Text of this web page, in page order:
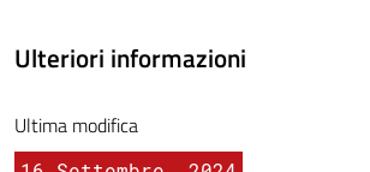
Ulteriori informazioni
Ultima modifica